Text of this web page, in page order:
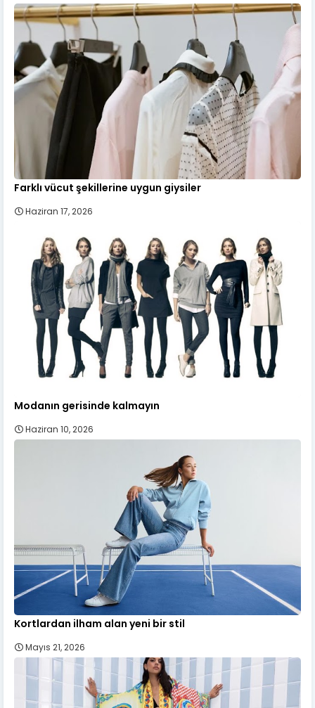
Farklı vücut şekillerine uygun giysiler
Haziran 17, 2026
Modanın gerisinde kalmayın
Haziran 10, 2026
Kortlardan ilham alan yeni bir stil
Mayıs 21, 2026